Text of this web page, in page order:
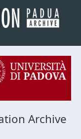
Archive